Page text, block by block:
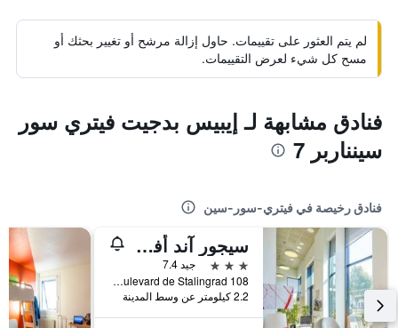
لم يتم العثور على تقييمات. حاول إزالة مرشح أو تغيير بحثك أو
مسح كل شيء لعرض التقييمات.
فنادق مشابهة لـ إيبيس بدجيت فيتري سور
سينناربر 7
فنادق رخيصة في فيتري-سور-سين
سيجور آند أفيرز باريس-فيتري
3 نجوم
جيد 7.4
108 boulevard de Stalingrad, فيتري-سور-سين, إقليم فال دو مارن, فرنسا
2.2 كيلومتر عن وسط المدينة